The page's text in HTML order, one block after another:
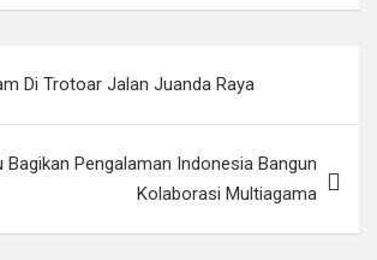
tt ail py
n
k
C
at
e
ar
Di Trotoar Jalan Juanda Raya
Bagikan Pengalaman Indonesia Bangun
Kolaborasi Multiagama